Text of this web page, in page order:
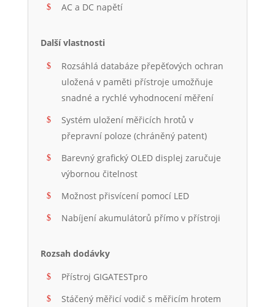
AC a DC napětí
Další vlastnosti
Rozsáhlá databáze přepěťových ochran
uložená v paměti přístroje umožňuje
snadné a rychlé vyhodnocení měření
Systém uložení měřicích hrotů v
přepravní poloze (chráněný patent)
Barevný grafický OLED displej zaručuje
výbornou čitelnost
Možnost přisvícení pomocí LED
Nabíjení akumulátorů přímo v přístroji
Rozsah dodávky
Přístroj GIGATESTpro
Stáčený měřicí vodič s měřicím hrotem